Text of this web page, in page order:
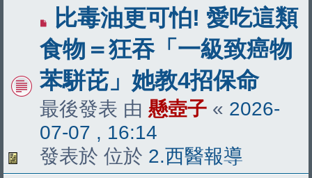
有
新
文
章
比毒油更可怕! 愛吃這類
食物＝狂吞「一級致癌物
苯駢芘」她教4招保命
最後發表 由 懸壺子 « 2026-
07-07 , 16:14
發表於 位於 2.西醫報導